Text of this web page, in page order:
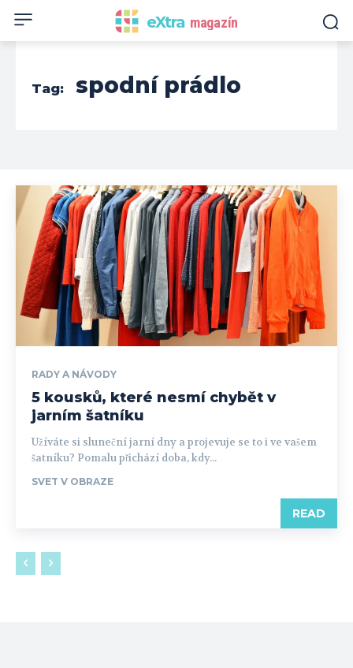
eXtra magazín
Tag: spodní prádlo
RADY A NÁVODY
5 kousků, které nesmí chybět v
jarním šatníku
Užíváte si sluneční jarní dny a projevuje se to i ve vašem
šatníku? Pomalu přichází doba, kdy...
SVET V OBRAZE
READ